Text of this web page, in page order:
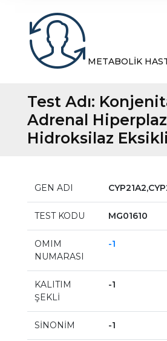
METABOLİK
Test Adı:
Adrenal
Hidroksilaz
GEN ADI
TEST KODU MG01610
OMIM
NUMARASI
-1
KALITIM
ŞEKLİ
-1
SİNONİM -1